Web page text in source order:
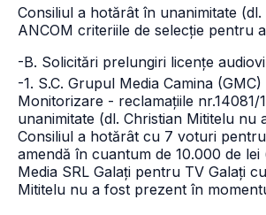
Consiliul a hotărât în unanimitate
ANCOM criteriile de selecție pentru
-B. Solicitări prelungiri licențe
-1. S.C. Grupul Media Camina
Monitorizare - reclamațiile nr.14081/
unanimitate (dl. Christian Mititelu
Consiliul a hotărât cu 7 voturi
amendă în cuantum de 10.000 de
Media SRL Galați pentru TV Galați
Mititelu nu a fost prezent în